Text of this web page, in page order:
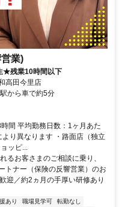
業)
★残業10時間以下
高田今里店
から車で約5分
間 平均勤務日数：1ヶ月あた
り異なります ・路面店（独立
ッピ...
るお客さまのご相談に乗り、
トナー（保険の反響営業）のお
迎／約2ヵ月の手厚い研修あり
あり 職場見学可
転勤なし